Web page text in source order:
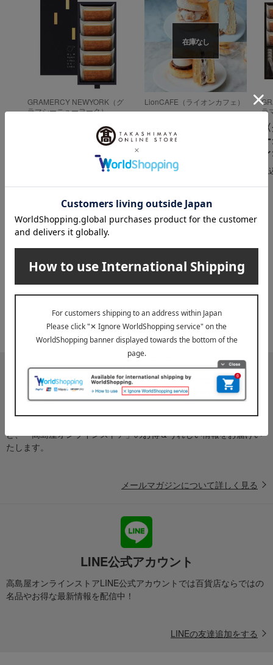
GRAMERCY NEWYORK（グ
ラマシーニューヨーク）
ニューヨークチーズケ
在庫なし
LionCAFE（ライオンカフェ）
ンド定番10個入りbox
ラ
税
INFORMATION
大切なお知らせ
2026年07月29日
ご案内 お届け遅延のお知らせ
『お届け先のご住所』ご確認のお願い
メールマガジン
ど、「高島屋オンラインストア」のお得＆うれしい情報をお届けい
たします。
メールマガジンについて詳しく見る
LINE公式アカウント
高島屋オンラインストアLINE公式アカウントでは百貨店ならではの
名品やお得な最新情報を配信中！
LINEの友達追加をする